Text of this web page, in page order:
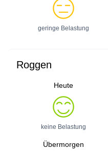
geringe Belastung
Roggen
Heute
keine Belastung
Übermorgen